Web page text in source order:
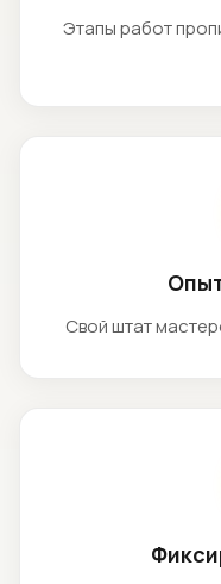
Этапы работ
Свой штат